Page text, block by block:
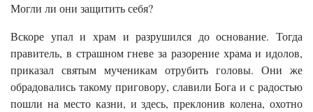
Могли ли они защитить себя?
Вскоре упал и храм и разрушился до основание. Тогда
правитель, в страшном гневе за разорение храма и идолов,
приказал святым мученикам отрубить головы. Они же
обрадовались такому приговору, славили Бога и с радостью
пошли на место казни, и здесь, преклонив колена, охотно